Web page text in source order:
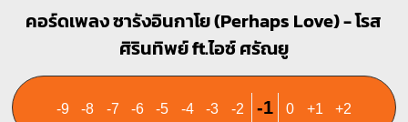
Gm
O O
2 3 4
X O O
1
คอร์ดเพลง ซารังอินกาโย (Perhaps Love) - โรส
ศิรินทิพย์ ft.ไอซ์ ศรัณยู
-9 -8 -7 -6 -5 -4 -3 -2 -1 0 +1 +2